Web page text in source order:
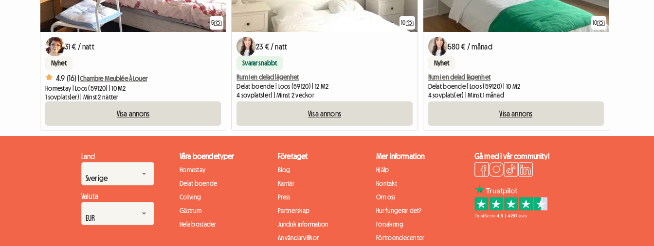
5
31 € / natt
Nyhet
4.9 (16) | Chambre Meublée À Louer
Homestay | Loos (59120) | 10 M2
1 sovplats(er) | Minst 2 nätter
Visa annons
10
23 € / natt
Svarar snabbt
Rum i en delad lägenhet
Delat boende | Loos (59120) | 12 M2
4 sovplats(er) | Minst 2 veckor
Visa annons
10
580 € / månad
Nyhet
Rum i en delad lägenhet
Delat boende | Loos (59120) | 10 M2
4 sovplats(er) | Minst 1 månad
Visa annons
Land
Valuta
Våra boendetyper
Homestay
Delat boende
Coliving
Gästrum
Hela bostäder
Företaget
Blog
Karriär
Press
Partnerskap
Juridisk information
Användarvillkor
Mer information
Hjälp
Kontakt
Om oss
Hur fungerar det?
Försäkring
Förtroendecenter
Gå med i vår community!